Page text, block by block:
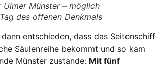
Ulmer Münster – möglich
des offenen Denkmals
entschieden, dass das Seitenschiff
Säulenreihe bekommt und so kam
Münster zustande: Mit fünf